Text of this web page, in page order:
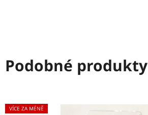
Podobné produkty
VÍCE ZA MÉNĚ